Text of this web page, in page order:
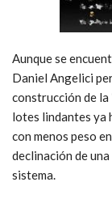
Aunque se
Daniel Angelici
construcción de la
lotes lindantes ya
con menos peso
declinación de
sistema.